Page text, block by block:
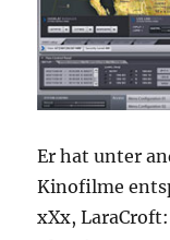
Er hat unter
Kinofilme
xXx,